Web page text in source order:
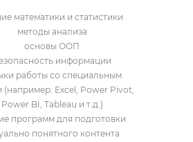
математики и статистики
методы анализа
основы ООП
информации
работы со специальным
(например: Excel, Power Pivot,
Power BI, Tableau и т.д.)
программ для подготовки
понятного контента